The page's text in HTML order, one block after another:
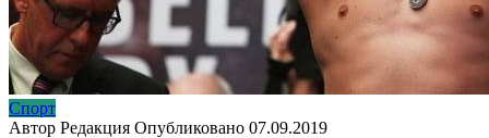
Спорт
Автор Редакция Опубликовано 07.09.2019